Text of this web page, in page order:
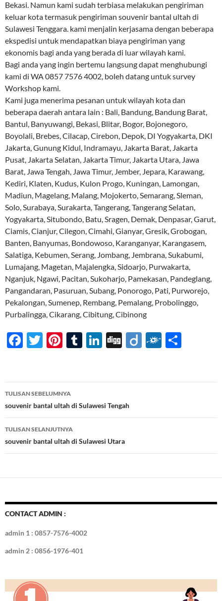
Bekasi. Namun kami sudah terbiasa melakukan pengiriman
keluar kota termasuk pengiriman souvenir bantal ultah di
Sulawesi Tenggara. kami menjalin kerjasama dengan beberapa
ekspedisi untuk mendapatkan biaya pengiriman yang
ekonomis bagi anda yang berada di luar wilayah kami.
Bagi anda yang ingin bertemu langsung dapat menghubungi
kami di WA 0857 7576 4002, boleh datang untuk survey
Workshop kami.
Kami juga menerima pesanan untuk wilayah kota dan
beberapa daerah antara lain : Bali, Bandung, Bandung Barat,
Bantul, Banyuwangi, Bekasi, Blitar, Bogor, Bojonegoro,
Boyolali, Brebes, Cilacap, Cirebon, Depok, DI Yogyakarta, DKI
Jakarta, Gunung Kidul, Indramayu, Jakarta Barat, Jakarta
Pusat, Jakarta Selatan, Jakarta Timur, Jakarta Utara, Jawa
Barat, Jawa Tengah, Jawa Timur, Jember, Jepara, Karawang,
Kediri, Klaten, Kudus, Kulon Progo, Kuningan, Lamongan,
Madiun, Magelang, Malang, Mojokerto, Semarang, Sleman,
Solo, Surabaya, Surakarta, Tangerang, Tangerang Selatan,
Yogyakarta, Situbondo, Batu, Sragen, Demak, Denpasar, Garut,
Ciamis, Cianjur, Cilegon, Cimahi, Gianyar, Gresik, Grobogan,
Banten, Banyumas, Bondowoso, Karanganyar, Karangasem,
Salatiga, Kebumen, Serang, Jombang, Jembrana, Sukabumi,
Lumajang, Magetan, Majalengka, Sidoarjo, Purwakarta,
Nganjuk, Ngawi, Pacitan, Sukoharjo, Pamekasan, Pandeglang,
Pangandaran, Pasuruan, Subang, Ponorogo, Pati, Purworejo,
Pekalongan, Sumenep, Rembang, Pemalang, Probolinggo,
Purbalingga, Cikarang, Cibitung, Cibinong
F
b
o
o
k
T
er
Pi
es
t
T
bl
r
Li
e
dI
n
Di Di F
d e
Navigasi
Tulisan
TULISAN SEBELUMNYA
souvenir bantal ultah di Sulawesi Tengah
TULISAN SELANJUTNYA
souvenir bantal ultah di Sulawesi Utara
CONTACT ADMIN :
admin 1 : 0857-7576-4002
admin 2 : 0856-1976-401